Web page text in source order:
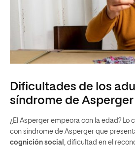
Dificultades de los
síndrome de Asperger
¿El Asperger empeora con la edad? Lo
con síndrome de Asperger que
cognición social
, dificultad en el